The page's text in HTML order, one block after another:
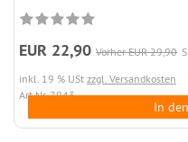
EUR 22,90 Vorher EUR 29,90
inkl. 19 % USt zzgl. Versandkosten
Art.Nr. 7943
In